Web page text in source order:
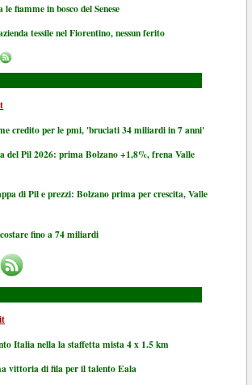
fiamme in bosco del Senese
tessile nel Fiorentino, nessun ferito
credito per le pmi, 'bruciati 34 miliardi in 7 anni'
del Pil 2026: prima Bolzano +1,8%, frena Valle
di Pil e prezzi: Bolzano prima per crescita, Valle
fino a 74 miliardi
Italia nella la staffetta mista 4 x 1.5 km
vittoria di fila per il talento Eala